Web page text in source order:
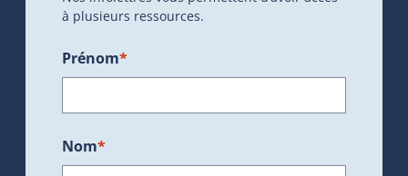
à plusieurs ressources.
Prénom*
Nom*